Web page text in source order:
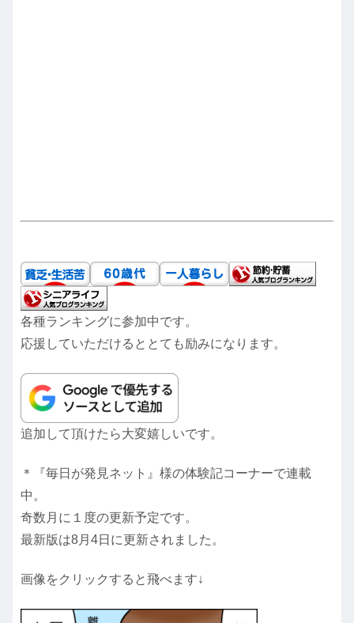
各種ランキングに参加中です。
応援していただけるととても励みになります。
追加して頂けたら大変嬉しいです。
＊『毎日が発見ネット』様の体験記コーナーで連載
中。
奇数月に１度の更新予定です。
最新版は8月4日に更新されました。
画像をクリックすると飛べます↓